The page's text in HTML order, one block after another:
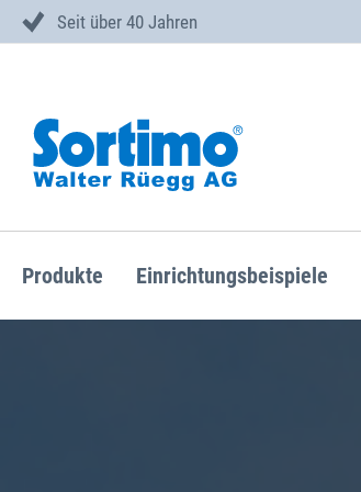
Seit über 40 Jahren
Inhalt
Produkte Einrichtungsbeispiele